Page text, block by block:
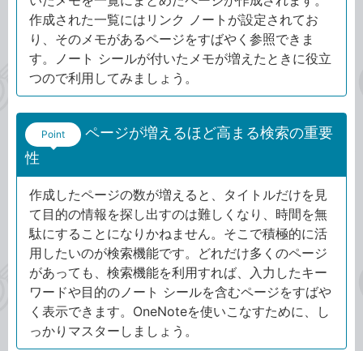
作成された一覧にはリンク ノートが設定されてお
り、そのメモがあるページをすばやく参照できま
す。ノート シールが付いたメモが増えたときに役立
つので利用してみましょう。
Point
ページが増えるほど高まる検索の重要
性
作成したページの数が増えると、タイトルだけを見
て目的の情報を探し出すのは難しくなり、時間を無
駄にすることになりかねません。そこで積極的に活
用したいのが検索機能です。どれだけ多くのページ
があっても、検索機能を利用すれば、入力したキー
ワードや目的のノート シールを含むページをすばや
く表示できます。OneNoteを使いこなすために、し
っかりマスターしましょう。